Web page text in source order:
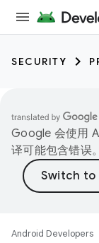
SECURITY
Google 会使用
译可能包含错误。
Android Developers